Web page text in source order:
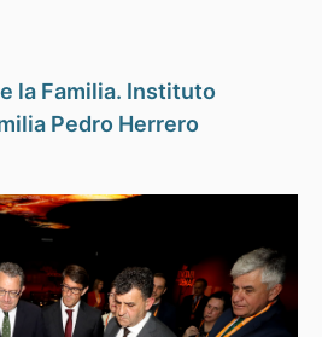
la Familia. Instituto
Pedro Herrero